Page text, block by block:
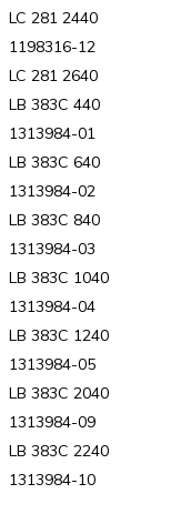
LC 281 2440
1198316-12
LC 281 2640
LB 383C 440
1313984-01
LB 383C 640
1313984-02
LB 383C 840
1313984-03
LB 383C 1040
1313984-04
LB 383C 1240
1313984-05
LB 383C 2040
1313984-09
LB 383C 2240
1313984-10